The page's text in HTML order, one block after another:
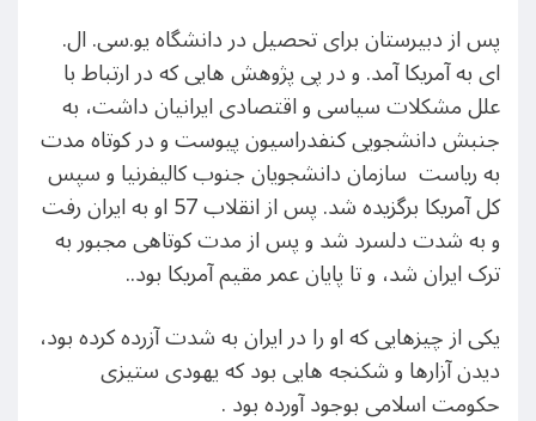
پس از دبیرستان برای تحصیل در دانشگاه یو.سی. ال.
ای به آمریکا آمد. و در پی پژوهش هایی که در ارتباط با
علل مشکلات سیاسی و اقتصادی ایرانیان داشت، به
جنبش دانشجویی کنفدراسیون پیوست و در کوتاه مدت
به ریاست سازمان دانشجویان جنوب کالیفرنیا و سپس
کل آمریکا برگزیده شد. پس از انقلاب 57 او به ایران رفت
و به شدت دلسرد شد و پس از مدت کوتاهی مجبور به
ترک ایران شد، و تا پایان عمر مقیم آمریکا بود..
یکی از چیزهایی که او را در ایران به شدت آزرده کرده بود،
دیدن آزارها و شکنجه هایی بود که یهودی ستیزی
حکومت اسلامی بوجود آورده بود .